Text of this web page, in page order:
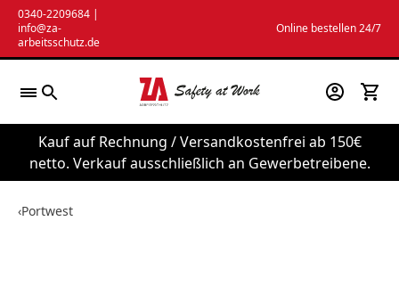
Zum
Inhalt
springen
0340-2209684 |
info@za-
arbeitsschutz.de
Online bestellen 24/7
Kauf auf Rechnung / Versandkostenfrei ab 150€
netto. Verkauf ausschließlich an Gewerbetreibene.
‹Portwest